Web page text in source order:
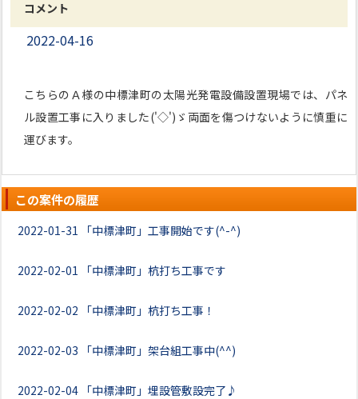
コメント
2022-04-16
こちらのＡ様の中標津町の太陽光発電設備設置現場では、パネ
ル設置工事に入りました('◇')ゞ両面を傷つけないように慎重に
運びます。
この案件の履歴
2022-01-31 「中標津町」工事開始です(^-^)
2022-02-01 「中標津町」杭打ち工事です
2022-02-02 「中標津町」杭打ち工事！
2022-02-03 「中標津町」架台組工事中(^^)
2022-02-04 「中標津町」埋設管敷設完了♪